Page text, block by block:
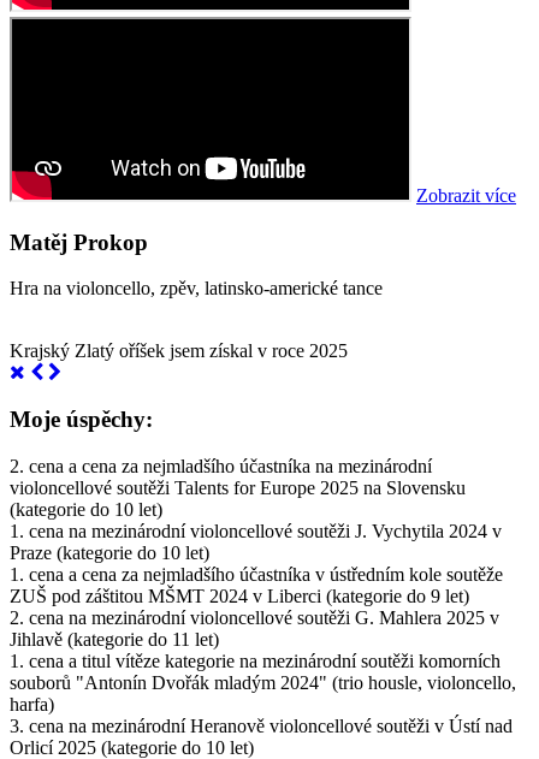
Zobrazit více
Matěj Prokop
Hra na violoncello, zpěv, latinsko-americké tance
Krajský Zlatý oříšek jsem získal v roce 2025
Moje úspěchy:
2. cena a cena za nejmladšího účastníka na mezinárodní
violoncellové soutěži Talents for Europe 2025 na Slovensku
(kategorie do 10 let)
1. cena na mezinárodní violoncellové soutěži J. Vychytila 2024 v
Praze (kategorie do 10 let)
1. cena a cena za nejmladšího účastníka v ústředním kole soutěže
ZUŠ pod záštitou MŠMT 2024 v Liberci (kategorie do 9 let)
2. cena na mezinárodní violoncellové soutěži G. Mahlera 2025 v
Jihlavě (kategorie do 11 let)
1. cena a titul vítěze kategorie na mezinárodní soutěži komorních
souborů "Antonín Dvořák mladým 2024" (trio housle, violoncello,
harfa)
3. cena na mezinárodní Heranově violoncellové soutěži v Ústí nad
Orlicí 2025 (kategorie do 10 let)